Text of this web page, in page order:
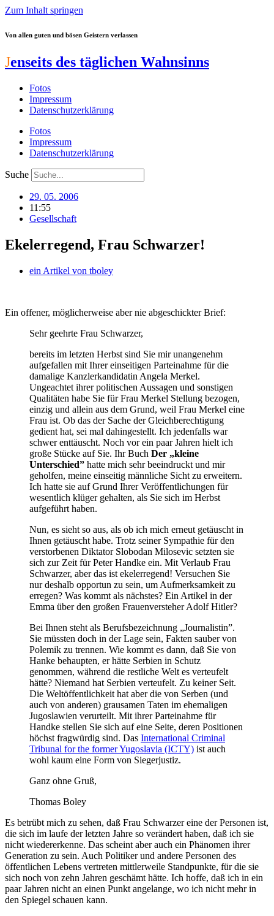
Zum Inhalt springen
Von allen guten und bösen Geistern verlassen
Jenseits des täglichen Wahnsinns
Fotos
Impressum
Datenschutzerklärung
Fotos
Impressum
Datenschutzerklärung
Suche
29. 05. 2006
11:55
Gesellschaft
Ekelerregend, Frau Schwarzer!
ein Artikel von tboley
Ein offener, möglicherweise aber nie abgeschickter Brief:
Sehr geehrte Frau Schwarzer,
bereits im letzten Herbst sind Sie mir unangenehm
aufgefallen mit Ihrer einseitigen Parteinahme für die
damalige Kanzlerkandidatin Angela Merkel.
Ungeachtet ihrer politischen Aussagen und sonstigen
Qualitäten habe Sie für Frau Merkel Stellung bezogen,
einzig und allein aus dem Grund, weil Frau Merkel eine
Frau ist. Ob das der Sache der Gleichberechtigung
gedient hat, sei mal dahingestellt. Ich jedenfalls war
schwer enttäuscht. Noch vor ein paar Jahren hielt ich
große Stücke auf Sie. Ihr Buch Der „kleine
Unterschied” hatte mich sehr beeindruckt und mir
geholfen, meine einseitig männliche Sicht zu erweitern.
Ich hatte sie auf Grund Ihrer Veröffentlichungen für
wesentlich klüger gehalten, als Sie sich im Herbst
aufgeführt haben.
Nun, es sieht so aus, als ob ich mich erneut getäuscht in
Ihnen getäuscht habe. Trotz seiner Sympathie für den
verstorbenen Diktator Slobodan Milosevic setzten sie
sich zur Zeit für Peter Handke ein. Mit Verlaub Frau
Schwarzer, aber das ist ekelerregend! Versuchen Sie
nur deshalb opportun zu sein, um Aufmerksamkeit zu
erregen? Was kommt als nächstes? Ein Artikel in der
Emma über den großen Frauenversteher Adolf Hitler?
Bei Ihnen steht als Berufsbezeichnung „Journalistin”.
Sie müssten doch in der Lage sein, Fakten sauber von
Polemik zu trennen. Wie kommt es dann, daß Sie von
Hanke behaupten, er hätte Serbien in Schutz
genommen, während die restliche Welt es verteufelt
hätte? Niemand hat Serbien verteufelt. Zu keiner Seit.
Die Weltöffentlichkeit hat aber die von Serben (und
auch von anderen) grausamen Taten im ehemaligen
Jugoslawien verurteilt. Mit ihrer Parteinahme für
Handke stellen Sie sich auf eine Seite, deren Positionen
höchst fragwürdig sind. Das International Criminal
Tribunal for the former Yugoslavia (ICTY) ist auch
wohl kaum eine Form von Siegerjustiz.
Ganz ohne Gruß,
Thomas Boley
Es betrübt mich zu sehen, daß Frau Schwarzer eine der Personen ist,
die sich im laufe der letzten Jahre so verändert haben, daß ich sie
nicht wiedererkenne. Das scheint aber auch ein Phänomen ihrer
Generation zu sein. Auch Politiker und andere Personen des
öffentlichen Lebens vertreten mittlerweile Standpunkte, für die sie
sich noch von zehn Jahren geschämt hätte. Ich hoffe, daß ich in ein
paar Jahren nicht an einen Punkt angelange, wo ich nicht mehr in
den Spiegel schauen kann.